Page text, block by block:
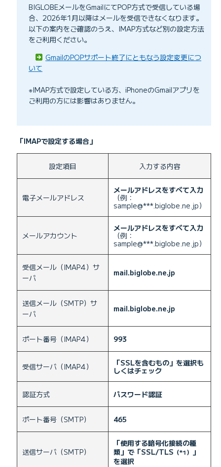
BIGLOBEメールをGmailにてPOP方式で受信している場
合、2026年1月以降はメールを受信できなくなります。
以下の案内をご確認のうえ、IMAP方式など別の設定方法
をご利用ください。
GmailのPOPサポート終了にともなう設定変更につ
いて
※IMAP方式で設定している方、iPhoneのGmailアプリを
ご利用の方には影響はありません。
「IMAPで設定する場合」
設定項目 入力する内容
電子メールアドレス
メールアドレスをすべて入力
（例：
sample@***.biglobe.ne.jp）
メールアカウント
メールアドレスをすべて入力
（例：
sample@***.biglobe.ne.jp）
受信メール（IMAP4）サ
ーバ
mail.biglobe.ne.jp
送信メール（SMTP）サ
ーバ
mail.biglobe.ne.jp
ポート番号（IMAP4） 993
受信サーバ（IMAP4）
「SSLを含むもの」を選択も
しくはチェック
認証方式 パスワード認証
ポート番号（SMTP） 465
送信サーバ（SMTP）
「使用する暗号化接続の種
類」で「SSL/TLS （*1）
」
を選択